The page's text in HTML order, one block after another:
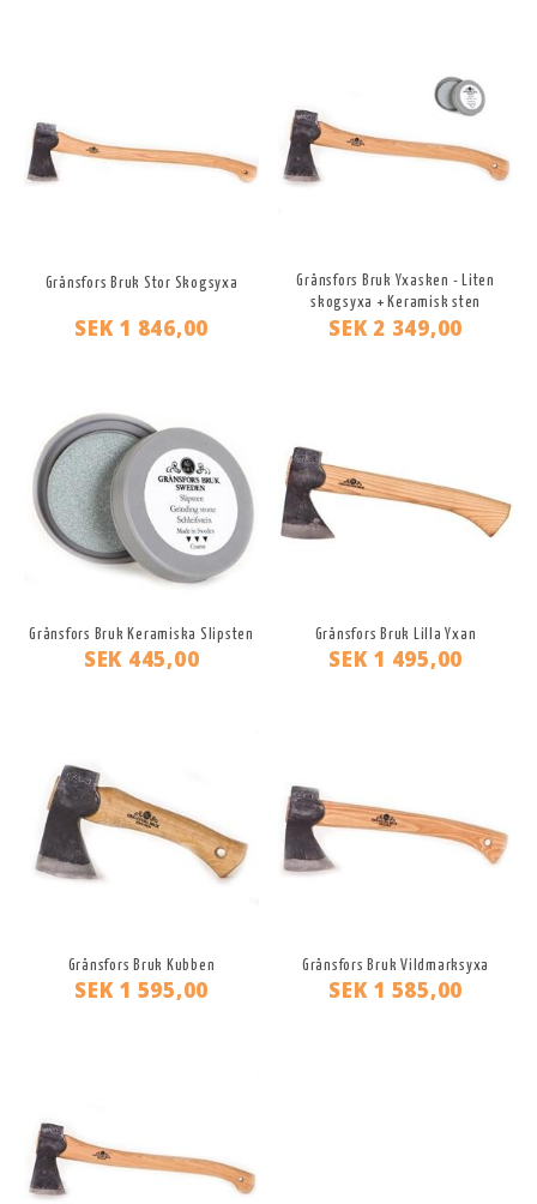
Gränsfors Bruk Stor Skogsyxa
SEK 1 846,00
Gränsfors Bruk Yxasken - Liten
skogsyxa + Keramisk sten
SEK 2 349,00
Gränsfors Bruk Keramiska Slipsten
SEK 445,00
Gränsfors Bruk Lilla Yxan
SEK 1 495,00
Gränsfors Bruk Kubben
SEK 1 595,00
Gränsfors Bruk Vildmarksyxa
SEK 1 585,00